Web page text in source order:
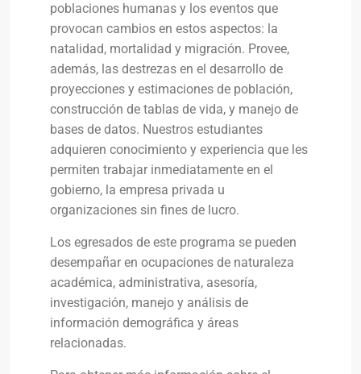
poblaciones humanas y los eventos que
provocan cambios en estos aspectos: la
natalidad, mortalidad y migración. Provee,
además, las destrezas en el desarrollo de
proyecciones y estimaciones de población,
construcción de tablas de vida, y manejo de
bases de datos. Nuestros estudiantes
adquieren conocimiento y experiencia que les
permiten trabajar inmediatamente en el
gobierno, la empresa privada u
organizaciones sin fines de lucro.
Los egresados de este programa se pueden
desempañar en ocupaciones de naturaleza
académica, administrativa, asesoría,
investigación, manejo y análisis de
información demográfica y áreas
relacionadas.